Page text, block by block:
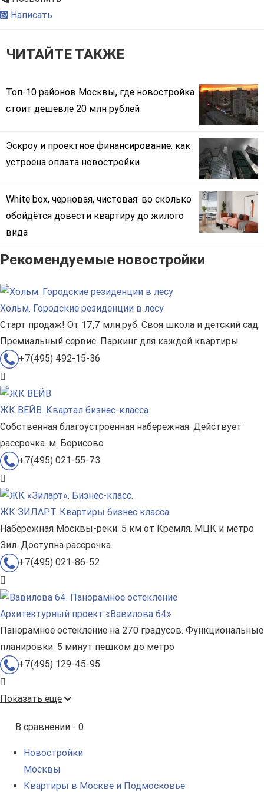
Написать
ЧИТАЙТЕ ТАКЖЕ
Топ-10 районов Москвы, где новостройка
стоит дешевле 20 млн рублей
Эскроу и проектное финансирование: как
устроена оплата новостройки
White box, черновая, чистовая: во сколько
обойдётся довести квартиру до жилого
вида
Рекомендуемые новостройки
Хольм. Городские резиденции в лесу
Старт продаж! От 17,7 млн.руб. Своя школа и детский сад.
Премиальный сервис. Паркинг для каждой квартиры
+7(495) 492-15-36
ЖК ВЕЙВ. Квартал бизнес-класса
Собственная благоустроенная набережная. Действует
рассрочка. м. Борисово
+7(495) 021-55-73
ЖК ЗИЛАРТ. Квартиры бизнес класса
Набережная Москвы-реки. 5 км от Кремля. МЦК и метро
Зил. Доступна рассрочка.
+7(495) 021-86-52
Архитектурный проект «Вавилова 64»
Панорамное остекление на 270 градусов. Функциональные
планировки. 5 минут пешком до метро
+7(495) 129-45-95
Показать ещё
В сравнении - 0
Новостройки
Москвы
Квартиры в Москве и Подмосковье